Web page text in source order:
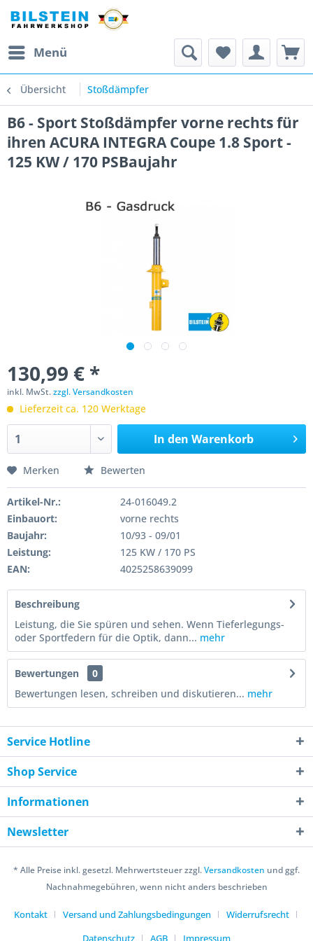
Menü
Übersicht Stoßdämpfer
B6 - Sport Stoßdämpfer vorne rechts für
ihren ACURA INTEGRA Coupe 1.8 Sport -
125 KW / 170 PSBaujahr
130,99 € *
inkl. MwSt.zzgl. Versandkosten
Lieferzeit ca. 120 Werktage
In den Warenkorb
Merken Bewerten
Artikel-Nr.:
24-016049.2
Einbauort:
vorne rechts
Baujahr:
10/93 - 09/01
Leistung:
125 KW / 170 PS
EAN:
4025258639099
Beschreibung
Leistung, die Sie spüren und sehen. Wenn Tieferlegungs-
oder Sportfedern für die Optik, dann... mehr
Bewertungen
0
Bewertungen lesen, schreiben und diskutieren... mehr
Service Hotline
Shop Service
Informationen
Newsletter
* Alle Preise inkl. gesetzl. Mehrwertsteuer zzgl.Versandkosten und ggf.
Nachnahmegebühren, wenn nicht anders beschrieben
Kontakt Versand und Zahlungsbedingungen
Widerrufsrecht
Datenschutz
AGB Impressum